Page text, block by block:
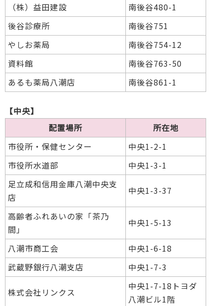
（株）益田建設
南後谷480-1
後谷診療所
南後谷751
やしお薬局
南後谷754-12
資料館
南後谷763-50
あるも薬局八潮店
南後谷861-1
【中央】
配置場所
所在地
市役所・保健センター
中央1-2-1
市役所水道部
中央1-3-1
足立成和信用金庫八潮中央支
店
中央1-3-37
高齢者ふれあいの家「茶乃
間」
中央1-5-13
八潮市商工会
中央1-6-18
武蔵野銀行八潮支店
中央1-7-3
株式会社リンクス
中央1-7-18トヨダ
八潮ビル1階